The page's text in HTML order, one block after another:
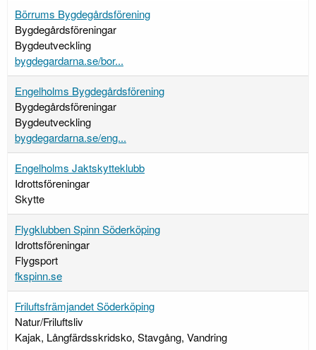
Börrums Bygdegårdsförening
Bygdegårdsföreningar
Bygdeutveckling
bygdegardarna.se/bor...
Engelholms Bygdegårdsförening
Bygdegårdsföreningar
Bygdeutveckling
bygdegardarna.se/eng...
Engelholms Jaktskytteklubb
Idrottsföreningar
Skytte
Flygklubben Spinn Söderköping
Idrottsföreningar
Flygsport
fkspinn.se
Friluftsfrämjandet Söderköping
Natur/Friluftsliv
Kajak, Långfärdsskridsko, Stavgång, Vandring